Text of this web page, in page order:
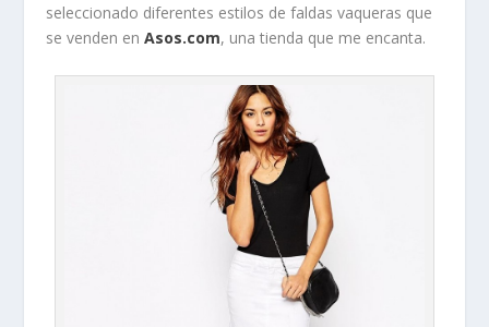
seleccionado diferentes estilos de faldas vaqueras que
se venden enAsos.com, una tienda que me encanta.